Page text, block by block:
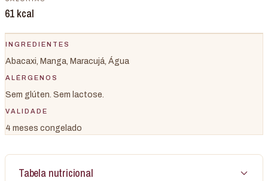
61 kcal
INGREDIENTES
Abacaxi, Manga, Maracujá, Água
ALÉRGENOS
Sem glúten. Sem lactose.
VALIDADE
4 meses congelado
Tabela nutricional